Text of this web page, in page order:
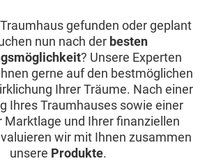
gefunden oder geplant
nun nach der besten
? Unsere Experten
gerne auf den bestmöglichen
Ihrer Träume. Nach einer
Ihres Traumhauses sowie einer
Marktlage und Ihrer finanziellen
wir mit Ihnen zusammen
unsere Produkte.